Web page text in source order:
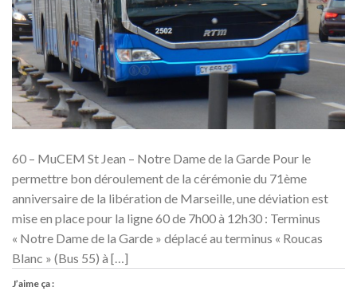
60 – MuCEM St Jean – Notre Dame de la Garde Pour le
permettre bon déroulement de la cérémonie du 71ème
anniversaire de la libération de Marseille, une déviation est
mise en place pour la ligne 60 de 7h00 à 12h30 : Terminus
« Notre Dame de la Garde » déplacé au terminus « Roucas
Blanc » (Bus 55) à […]
J’aime ça :